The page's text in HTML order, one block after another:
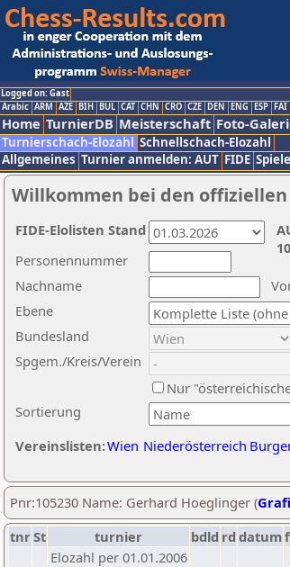
Logged on: Gast
Arabic ARM AZE BIH BUL CAT CHN CRO CZE DEN ENG ESP FAI
Home TurnierDB Meisterschaft Foto-
Turnierschach-Elozahl Schnellschach-Elozahl
Allgemeines Turnier anmelden: AUT FIDE
Willkommen bei den offiziellen
Nachname
Ebene
Sortierung
Personennummer
Bundesland
Spgem./Kreis/Verein
Nur
Vereinslisten:Wien Niederösterreich
FIDE-Elolisten Stand
Pnr:105230 Name: Gerhard Hoeglinger (
tnrSt turnier bdld rd datumf
Elozahl per 01.01.2006